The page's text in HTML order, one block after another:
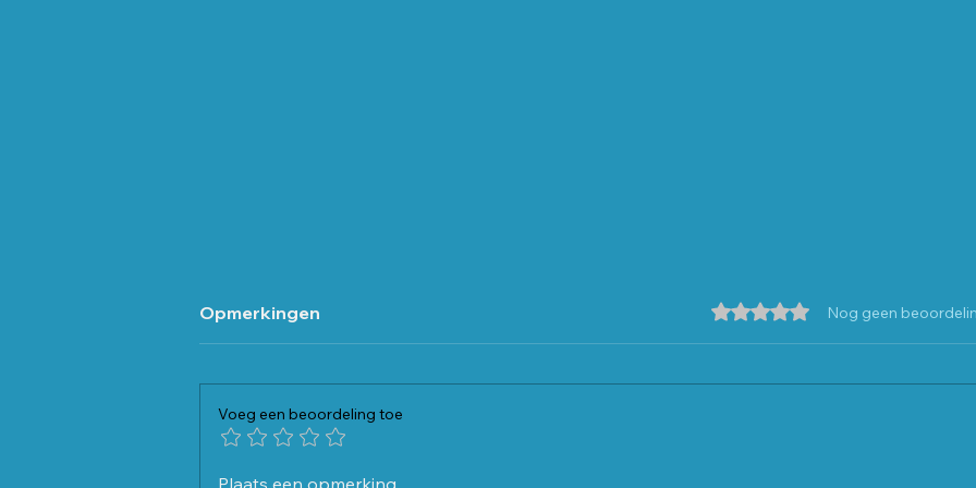
Hoe denken we over de
Opmerkingen Beoordeeld met 0 uit 5
Nog geen
Voeg een beoordeling toe
Plaats een opmerking...